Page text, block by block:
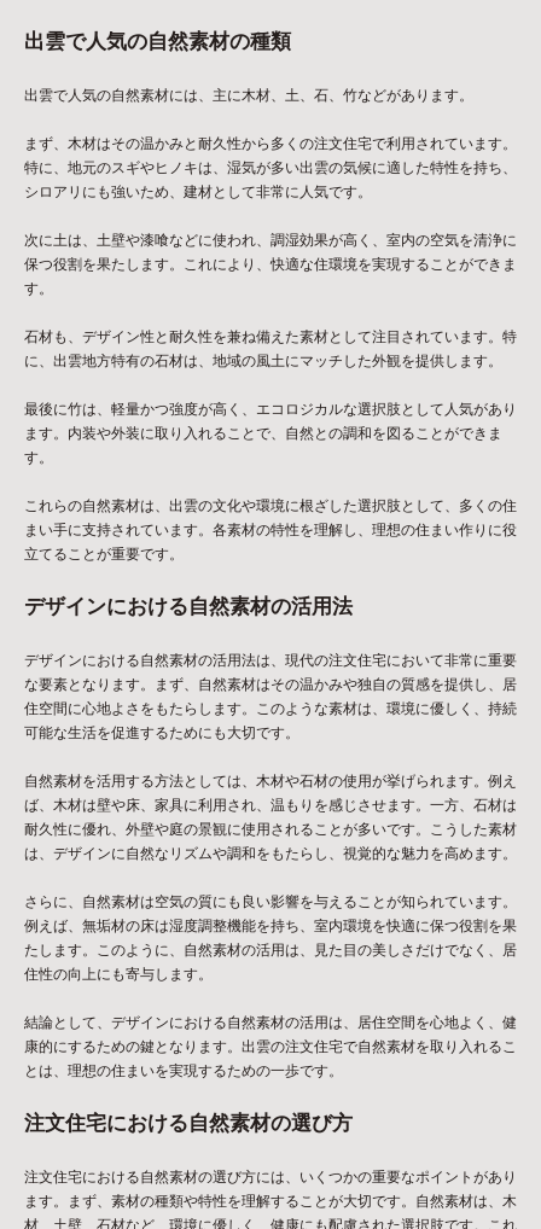
出雲で人気の自然素材の種類
出雲で人気の自然素材には、主に木材、土、石、竹などがあります。
まず、木材はその温かみと耐久性から多くの注文住宅で利用されています。
特に、地元のスギやヒノキは、湿気が多い出雲の気候に適した特性を持ち、
シロアリにも強いため、建材として非常に人気です。
次に土は、土壁や漆喰などに使われ、調湿効果が高く、室内の空気を清浄に
保つ役割を果たします。これにより、快適な住環境を実現することができま
す。
石材も、デザイン性と耐久性を兼ね備えた素材として注目されています。特
に、出雲地方特有の石材は、地域の風土にマッチした外観を提供します。
最後に竹は、軽量かつ強度が高く、エコロジカルな選択肢として人気があり
ます。内装や外装に取り入れることで、自然との調和を図ることができま
す。
これらの自然素材は、出雲の文化や環境に根ざした選択肢として、多くの住
まい手に支持されています。各素材の特性を理解し、理想の住まい作りに役
立てることが重要です。
デザインにおける自然素材の活用法
デザインにおける自然素材の活用法は、現代の注文住宅において非常に重要
な要素となります。まず、自然素材はその温かみや独自の質感を提供し、居
住空間に心地よさをもたらします。このような素材は、環境に優しく、持続
可能な生活を促進するためにも大切です。
自然素材を活用する方法としては、木材や石材の使用が挙げられます。例え
ば、木材は壁や床、家具に利用され、温もりを感じさせます。一方、石材は
耐久性に優れ、外壁や庭の景観に使用されることが多いです。こうした素材
は、デザインに自然なリズムや調和をもたらし、視覚的な魅力を高めます。
さらに、自然素材は空気の質にも良い影響を与えることが知られています。
例えば、無垢材の床は湿度調整機能を持ち、室内環境を快適に保つ役割を果
たします。このように、自然素材の活用は、見た目の美しさだけでなく、居
住性の向上にも寄与します。
結論として、デザインにおける自然素材の活用は、居住空間を心地よく、健
康的にするための鍵となります。出雲の注文住宅で自然素材を取り入れるこ
とは、理想の住まいを実現するための一歩です。
注文住宅における自然素材の選び方
注文住宅における自然素材の選び方には、いくつかの重要なポイントがあり
ます。まず、素材の種類や特性を理解することが大切です。自然素材は、木
材、土壁、石材など、環境に優しく、健康にも配慮された選択肢です。これ